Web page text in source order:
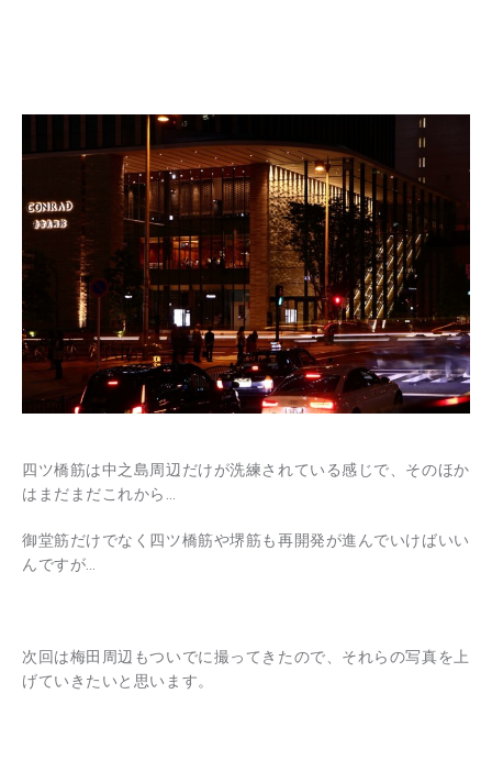
四ツ橋筋は中之島周辺だけが洗練されている感じで、そのほか
はまだまだこれから…
御堂筋だけでなく四ツ橋筋や堺筋も再開発が進んでいけばいい
んですが…
次回は梅田周辺もついでに撮ってきたので、それらの写真を上
げていきたいと思います。